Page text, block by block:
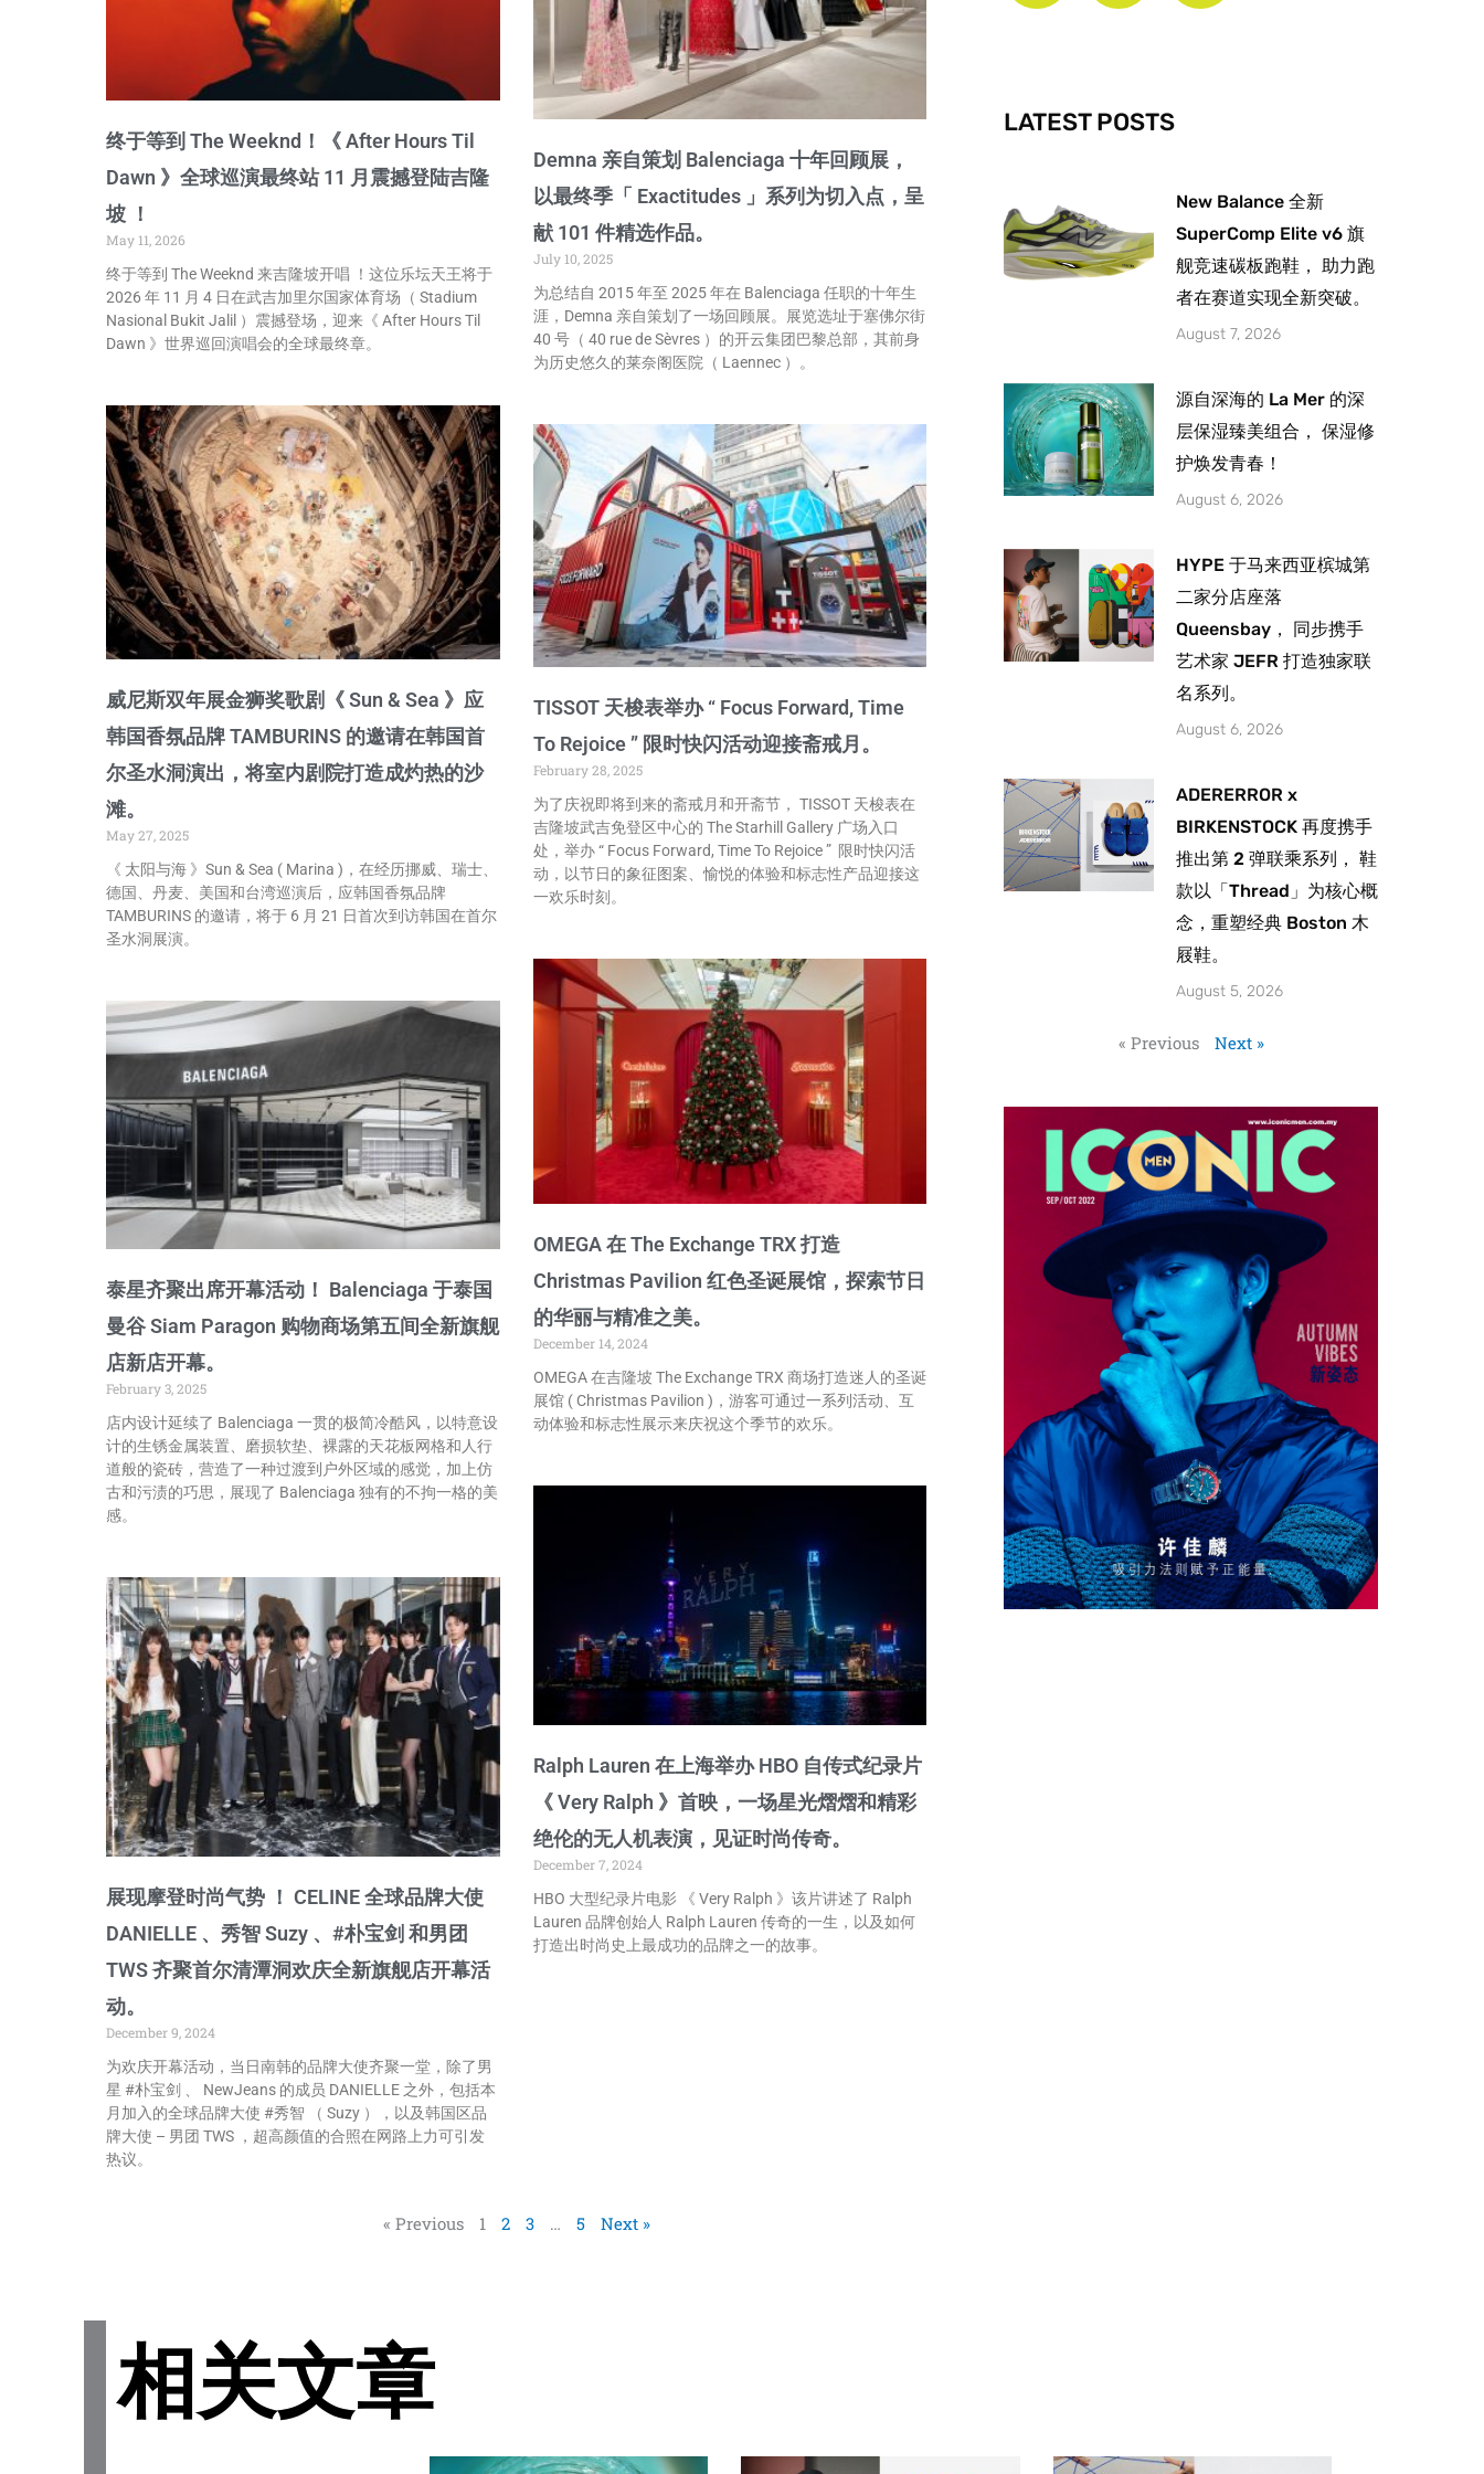
终于等到 The Weeknd！《 After Hours Til
Dawn 》全球巡演最终站 11 月震撼登陆吉隆
坡 ！
May 11, 2026
终于等到 The Weeknd 来吉隆坡开唱 ！这位乐坛天王将于
2026 年 11 月 4 日在武吉加里尔国家体育场（ Stadium
Nasional Bukit Jalil ）震撼登场，迎来《 After Hours Til
Dawn 》世界巡回演唱会的全球最终章。
Demna 亲自策划 Balenciaga 十年回顾展，
以最终季「 Exactitudes 」系列为切入点，呈
献 101 件精选作品。
July 10, 2025
为总结自 2015 年至 2025 年在 Balenciaga 任职的十年生
涯，Demna 亲自策划了一场回顾展。展览选址于塞佛尔街
40 号（ 40 rue de Sèvres ）的开云集团巴黎总部，其前身
为历史悠久的莱奈阁医院（ Laennec ）。
威尼斯双年展金狮奖歌剧《 Sun & Sea 》应
韩国香氛品牌 TAMBURINS 的邀请在韩国首
尔圣水洞演出，将室内剧院打造成灼热的沙
滩。
May 27, 2025
《 太阳与海 》Sun & Sea ( Marina )，在经历挪威、瑞士、
德国、丹麦、美国和台湾巡演后，应韩国香氛品牌
TAMBURINS 的邀请，将于 6 月 21 日首次到访韩国在首尔
圣水洞展演。
TISSOT 天梭表举办 “ Focus Forward, Time
To Rejoice ” 限时快闪活动迎接斋戒月。
February 28, 2025
为了庆祝即将到来的斋戒月和开斋节， TISSOT 天梭表在
吉隆坡武吉免登区中心的 The Starhill Gallery 广场入口
处，举办 “ Focus Forward, Time To Rejoice ” 限时快闪活
动，以节日的象征图案、愉悦的体验和标志性产品迎接这
一欢乐时刻。
泰星齐聚出席开幕活动！ Balenciaga 于泰国
曼谷 Siam Paragon 购物商场第五间全新旗舰
店新店开幕。
February 3, 2025
店内设计延续了 Balenciaga 一贯的极简冷酷风，以特意设
计的生锈金属装置、磨损软垫、裸露的天花板网格和人行
道般的瓷砖，营造了一种过渡到户外区域的感觉，加上仿
古和污渍的巧思，展现了 Balenciaga 独有的不拘一格的美
感。
OMEGA 在 The Exchange TRX 打造
Christmas Pavilion 红色圣诞展馆，探索节日
的华丽与精准之美。
December 14, 2024
OMEGA 在吉隆坡 The Exchange TRX 商场打造迷人的圣诞
展馆 ( Christmas Pavilion )，游客可通过一系列活动、互
动体验和标志性展示来庆祝这个季节的欢乐。
展现摩登时尚气势 ！ CELINE 全球品牌大使
DANIELLE 、秀智 Suzy 、#朴宝剑 和男团
TWS 齐聚首尔清潭洞欢庆全新旗舰店开幕活
动。
December 9, 2024
为欢庆开幕活动，当日南韩的品牌大使齐聚一堂，除了男
星 #朴宝剑 、 NewJeans 的成员 DANIELLE 之外，包括本
月加入的全球品牌大使 #秀智 （ Suzy ），以及韩国区品
牌大使 – 男团 TWS ，超高颜值的合照在网路上力可引发
热议。
Ralph Lauren 在上海举办 HBO 自传式纪录片
《 Very Ralph 》首映，一场星光熠熠和精彩
绝伦的无人机表演，见证时尚传奇。
December 7, 2024
HBO 大型纪录片电影 《 Very Ralph 》该片讲述了 Ralph
Lauren 品牌创始人 Ralph Lauren 传奇的一生，以及如何
打造出时尚史上最成功的品牌之一的故事。
« Previous 1 2 3 … 5 Next »
-
f
m
LATEST POSTS
New Balance 全新
SuperComp Elite v6 旗
舰竞速碳板跑鞋， 助力跑
者在赛道实现全新突破。
August 7, 2026
源自深海的 La Mer 的深
层保湿臻美组合， 保湿修
护焕发青春！
August 6, 2026
HYPE 于马来西亚槟城第
二家分店座落
Queensbay， 同步携手
艺术家 JEFR 打造独家联
名系列。
August 6, 2026
ADERERROR x
BIRKENSTOCK 再度携手
推出第 2 弹联乘系列， 鞋
款以「Thread」为核心概
念，重塑经典 Boston 木
屐鞋。
August 5, 2026
« Previous Next »
相关文章